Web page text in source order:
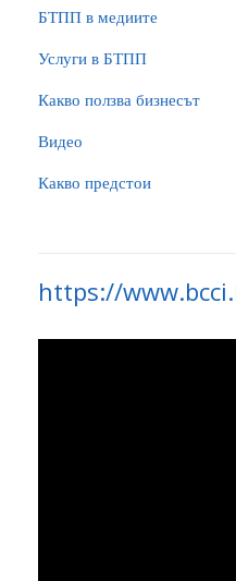
БTПП в медиите
Услуги в БТПП
Какво ползва бизнесът
Видео
Какво предстои
https://